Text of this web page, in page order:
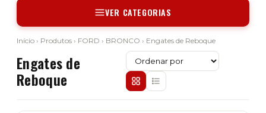
VER CATEGORIAS
Início › Produtos › FORD › BRONCO › Engates de Reboque
Engates de
Reboque